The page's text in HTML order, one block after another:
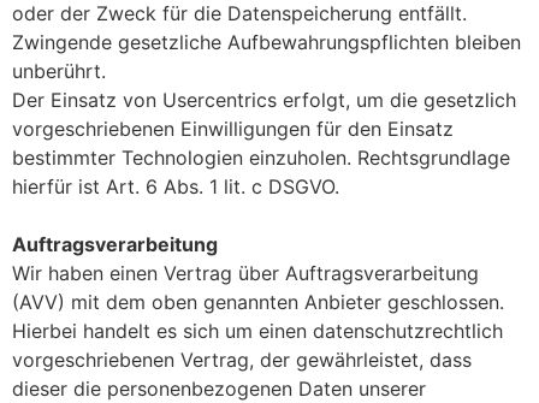
oder der Zweck für die Datenspeicherung entfällt.
Zwingende gesetzliche Aufbewahrungspflichten bleiben
unberührt.
Der Einsatz von Usercentrics erfolgt, um die gesetzlich
vorgeschriebenen Einwilligungen für den Einsatz
bestimmter Technologien einzuholen. Rechtsgrundlage
hierfür ist Art. 6 Abs. 1 lit. c DSGVO.
Auftragsverarbeitung
Wir haben einen Vertrag über Auftragsverarbeitung
(AVV) mit dem oben genannten Anbieter geschlossen.
Hierbei handelt es sich um einen datenschutzrechtlich
vorgeschriebenen Vertrag, der gewährleistet, dass
dieser die personenbezogenen Daten unserer